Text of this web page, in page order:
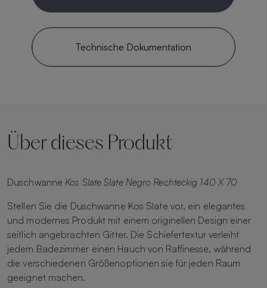
Technische Dokumentation
Über dieses Produkt
Duschwanne Kos Slate Slate Negro Rechteckig 140 X 70
Stellen Sie die Duschwanne Kos Slate vor, ein elegantes
und modernes Produkt mit einem originellen Design einer
seitlich angebrachten Gitter. Die Schiefertextur verleiht
jedem Badezimmer einen Hauch von Raffinesse, während
die verschiedenen Größenoptionen sie für jeden Raum
geeignet machen.